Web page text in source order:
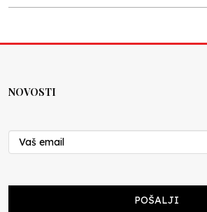
Nenad Veličković
29.10.2024
Cuke i djeca
NOVOSTI
POŠALJI